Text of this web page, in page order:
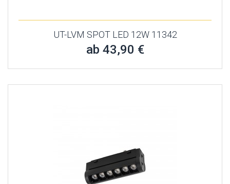
UT-LVM SPOT LED 12W 11342
ab 43,90 €